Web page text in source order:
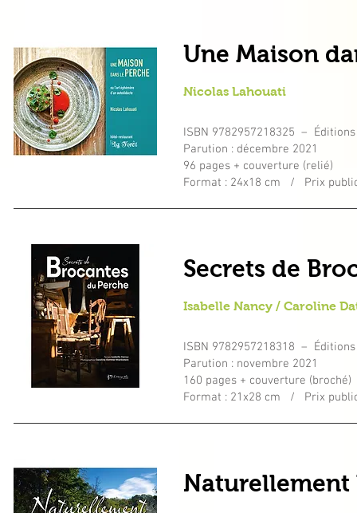
Une Maison
Nicolas Lahouati
ISBN 9782957218325 –
Parution : décembre 2021
96 pages + couverture (relié)
Format : 24x18 cm / Prix
Secrets de
Isabelle Nancy / Caroline
ISBN 9782957218318 –
Parution : novembre 2021
160 pages + couverture (broché)
Format : 21x28 cm / Prix
Naturellement